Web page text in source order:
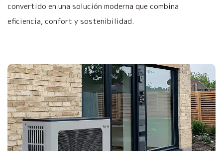
convertido en una solución moderna que combina
eficiencia, confort y sostenibilidad.